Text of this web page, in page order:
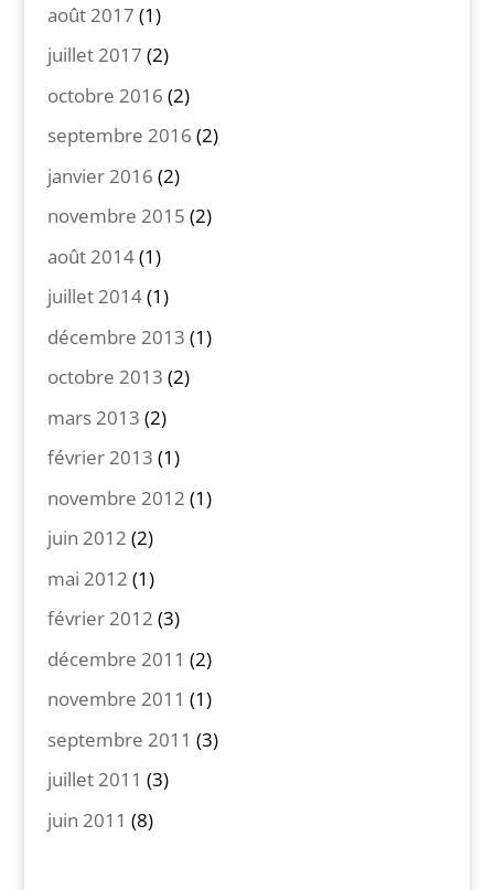
août 2017 (1)
juillet 2017 (2)
octobre 2016 (2)
septembre 2016 (2)
janvier 2016 (2)
novembre 2015 (2)
août 2014(1)
juillet 2014(1)
décembre 2013 (1)
octobre 2013 (2)
mars 2013 (2)
février 2013 (1)
novembre 2012 (1)
juin 2012 (2)
mai 2012 (1)
février 2012 (3)
décembre 2011 (2)
novembre 2011 (1)
septembre 2011 (3)
juillet 2011 (3)
juin 2011 (8)